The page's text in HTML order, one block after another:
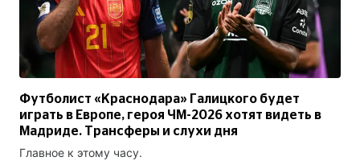
Футболист «Краснодара» Галицкого будет
играть в Европе, героя ЧМ-2026 хотят видеть в
Мадриде. Трансферы и слухи дня
Главное к этому часу.